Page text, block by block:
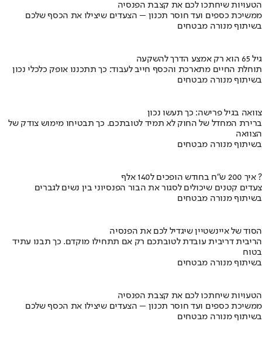
הטעויות שיחתכו לכם את קצבת הפנסיה
ממשיכת כספים ועד חוסר תכנון – הצעדים שיצילו את הכסף שלכם
בשיתוף מנורה מבטחים
גיל 65 הוא רק אמצע הדרך להשקעה
תוחלת החיים מתארכת והכסף חייב לעבוד: כך תתכננו אופק כלכלי נכון
בשיתוף מנורה מבטחים
צוואה בגיל פרישה: כך תעשו נכון
ברירת המחדל של החוק לא תמיד לטובתכם. כך תבטיחו מימוש צודק של
הצוואה
בשיתוף מנורה מבטחים
איך 200 ש"ח בחודש הופכים ל140 אלף ?
צעדים קטנים שיכולים לסגור את הבור הפנסיוני בין נשים לגברים
בשיתוף מנורה מבטחים
הסוד של איינשטיין שיגדיל לכם את הפנסיה
הריבית דריבית עובדת לטובתכם רק אם תתחילו מוקדם. כך תבנו עתיד
בטוח
בשיתוף מנורה מבטחים
הטעויות שיחתכו לכם את קצבת הפנסיה
ממשיכת כספים ועד חוסר תכנון – הצעדים שיצילו את הכסף שלכם
בשיתוף מנורה מבטחים